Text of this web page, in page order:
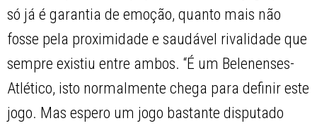
só já é garantia de emoção, quanto mais não
fosse pela proximidade e saudável rivalidade que
sempre existiu entre ambos. “É um Belenenses-
Atlético, isto normalmente chega para definir este
jogo. Mas espero um jogo bastante disputado